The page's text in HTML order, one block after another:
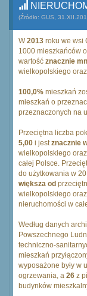
(Źródło: GUS,
W2013 roku we wsi
1000 mieszkańców
wartość znacznie
wielkopolskiego oraz
100,0% mieszkań
mieszkań o
przeznaczonych na
Przeciętna liczba
5,00 i jestznacznie
wielkopolskiego oraz
całej Polsce.
do użytkowania w
większa od
wielkopolskiego oraz
nieruchomości w
Według danych
Powszechnego
techniczno-
mieszkań
wyposażone były w
ogrzewania, a 26 z
budynków